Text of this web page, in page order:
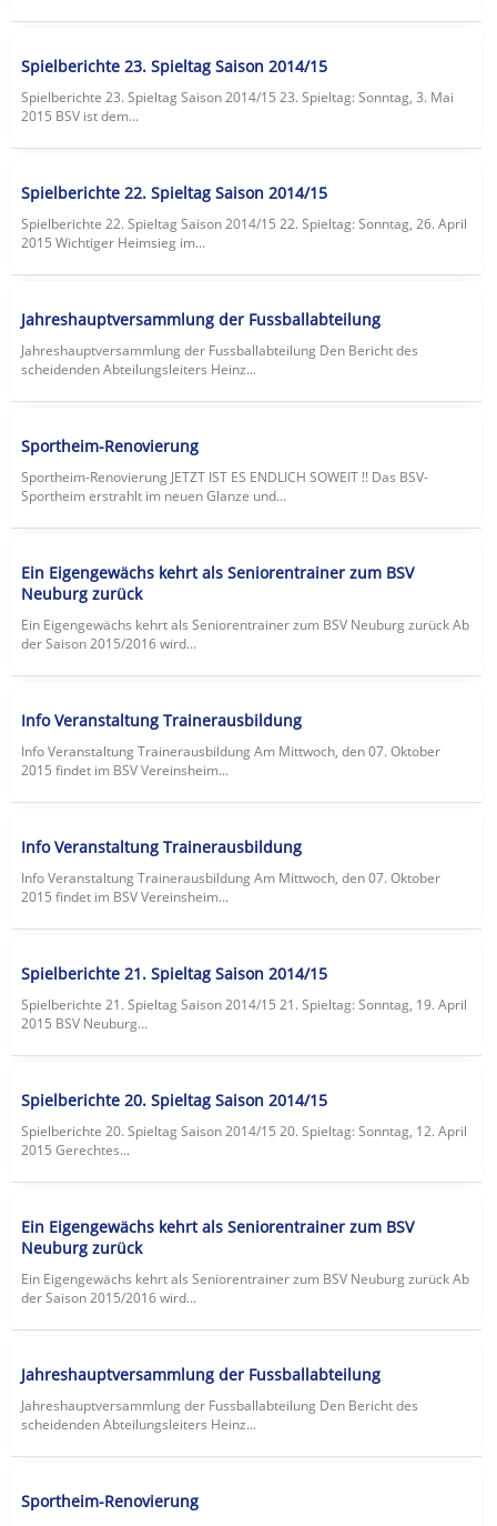
Spielberichte 23. Spieltag Saison 2014/15
Spielberichte 23. Spieltag Saison 2014/15 23. Spieltag: Sonntag, 3. Mai
2015 BSV ist dem...
Spielberichte 22. Spieltag Saison 2014/15
Spielberichte 22. Spieltag Saison 2014/15 22. Spieltag: Sonntag, 26. April
2015 Wichtiger Heimsieg im...
Jahreshauptversammlung der Fussballabteilung
Jahreshauptversammlung der Fussballabteilung Den Bericht des
scheidenden Abteilungsleiters Heinz...
Sportheim-Renovierung
Sportheim-Renovierung JETZT IST ES ENDLICH SOWEIT !! Das BSV-
Sportheim erstrahlt im neuen Glanze und...
Ein Eigengewächs kehrt als Seniorentrainer zum BSV
Neuburg zurück
Ein Eigengewächs kehrt als Seniorentrainer zum BSV Neuburg zurück Ab
der Saison 2015/2016 wird...
Info Veranstaltung Trainerausbildung
Info Veranstaltung Trainerausbildung Am Mittwoch, den 07. Oktober
2015 findet im BSV Vereinsheim...
Info Veranstaltung Trainerausbildung
Info Veranstaltung Trainerausbildung Am Mittwoch, den 07. Oktober
2015 findet im BSV Vereinsheim...
Spielberichte 21. Spieltag Saison 2014/15
Spielberichte 21. Spieltag Saison 2014/15 21. Spieltag: Sonntag, 19. April
2015 BSV Neuburg...
Spielberichte 20. Spieltag Saison 2014/15
Spielberichte 20. Spieltag Saison 2014/15 20. Spieltag: Sonntag, 12. April
2015 Gerechtes...
Ein Eigengewächs kehrt als Seniorentrainer zum BSV
Neuburg zurück
Ein Eigengewächs kehrt als Seniorentrainer zum BSV Neuburg zurück Ab
der Saison 2015/2016 wird...
Jahreshauptversammlung der Fussballabteilung
Jahreshauptversammlung der Fussballabteilung Den Bericht des
scheidenden Abteilungsleiters Heinz...
Sportheim-Renovierung